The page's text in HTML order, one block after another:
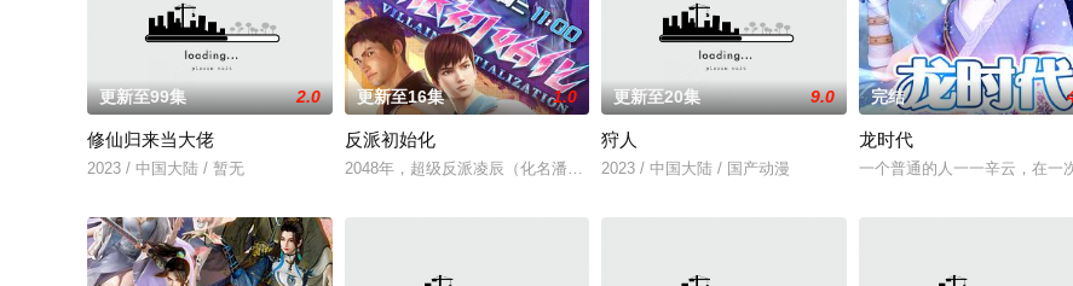
更新至99集 2.0
修仙归来当大佬
2023 / 中国大陆 / 暂无
更新至16集 1.0
反派初始化
2048年，超级反派凌辰（化名潘洛斯）在和死对头超级英雄叶子暮的激战中意外穿越回2030年的高二。
更新至20集 9.0
狩人
2023 / 中国大陆 / 国产动漫
完结
龙时代
一个普通的人一一辛云，在一